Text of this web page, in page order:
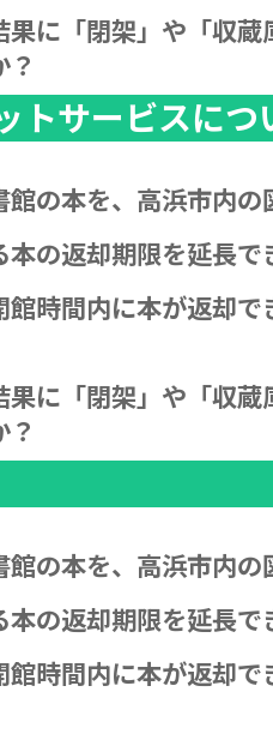
果に「閉架」や「収
？
トサービスにつ
館の本を、高浜市内の
本の返却期限を延長で
館時間内に本が返却
果に「閉架」や「収
？
館の本を、高浜市内の
本の返却期限を延長で
館時間内に本が返却